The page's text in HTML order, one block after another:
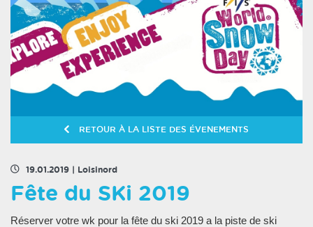
RETOUR À LA LISTE DES ÉVENEMENTS
19.01.2019 Loisinord
Fête du SKi 2019
Réserver votre wk pour la fête du ski 2019 a la piste de ski